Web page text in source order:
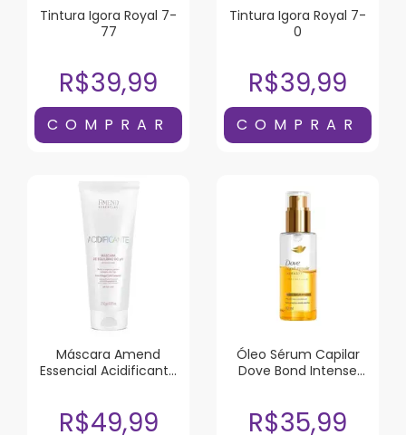
Tintura Igora Royal 7-
77
R$39,99
Tintura Igora Royal 7-
0
R$39,99
Máscara Amend
Essencial Acidificante
R$49,99
Óleo Sérum Capilar
Dove Bond Intense
R$35,99